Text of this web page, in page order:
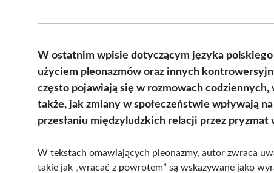
W ostatnim wpisie dotyczącym języka
użyciem pleonazmów oraz innych
często pojawiają się w rozmowach
także, jak zmiany w społeczeństwie wpływają
przesłaniu międzyludzkich relacji przez
W tekstach omawiających pleonazmy, autor zwraca
takie jak „wracać z powrotem” są wskazywane jako